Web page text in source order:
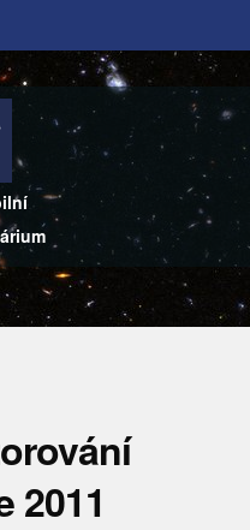
2011